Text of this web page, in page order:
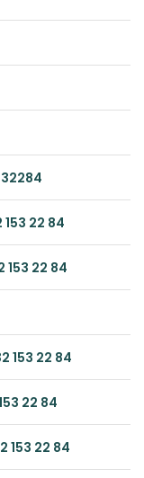
22 84
22 84
153 22 84
22 84
153 22 84